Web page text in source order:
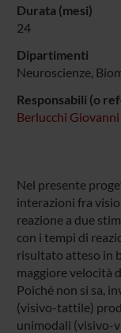
Durata (mesi)
24
Dipartimenti
Neuroscienze,
Responsabili (o
Berlucchi Giovanni
Nel presente
interazioni fra
reazione a due
con i tempi di
risultato atteso in
maggiore velocità
Poiché non si sa,
(visivo-tattile)
unimodali (visivo-